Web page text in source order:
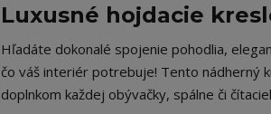
Luxusné hojdacie
Hľadáte dokonalé spojenie pohodlia,
čo váš interiér potrebuje! Tento nádherný
doplnkom každej obývačky, spálne či